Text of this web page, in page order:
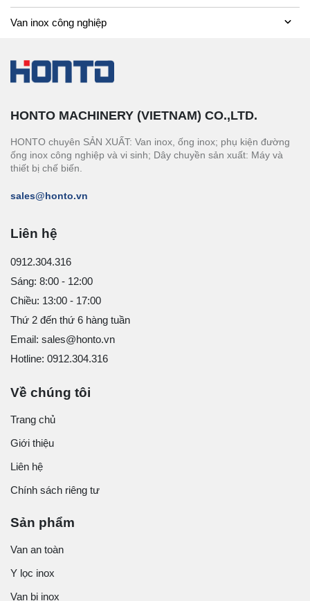
Van inox công nghiệp
HONTO MACHINERY (VIETNAM) CO.,LTD.
HONTO chuyên SẢN XUẤT: Van inox, ống inox; phụ kiện đường
ống inox công nghiệp và vi sinh; Dây chuyền sản xuất: Máy và
thiết bị chế biến.
sales@honto.vn
Liên hệ
0912.304.316
Sáng: 8:00 - 12:00
Chiều: 13:00 - 17:00
Thứ 2 đến thứ 6 hàng tuần
Email: sales@honto.vn
Hotline: 0912.304.316
Về chúng tôi
Trang chủ
Giới thiệu
Liên hệ
Chính sách riêng tư
Sản phẩm
Van an toàn
Y lọc inox
Van bi inox